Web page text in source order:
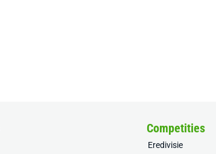
Competities
Eredivisie